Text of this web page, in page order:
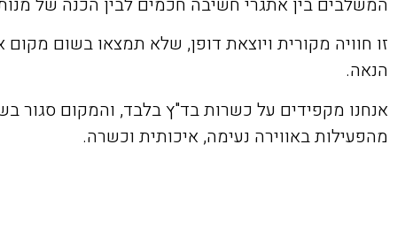
זו חוויה מקורית ויוצאת דופן, שלא תמצאו בשום
הנאה.
אנחנו מקפידים על כשרות בד"ץ בלבד, והמקום סגור
מהפעילות באווירה נעימה, איכותית וכשרה.